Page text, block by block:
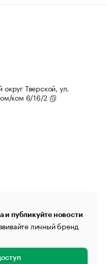
Тверской, ул.
ком 6/16/2
и публикуйте новости
личный бренд